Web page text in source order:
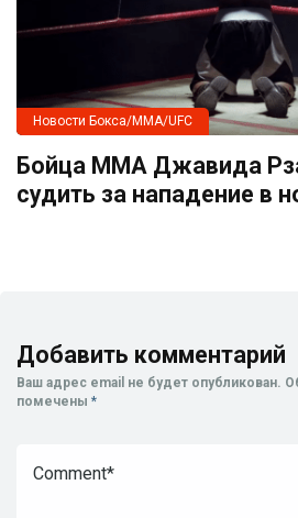
Новости Бокса/MMA/UFC
Бойца ММА Джавида
судить за нападение в
Добавить комментарий
Ваш адрес email не будет опубликован.
помечены *